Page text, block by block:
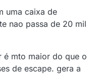
uma caixa de
nao passa de 20 mil
mto maior do que o
de escape. gera a